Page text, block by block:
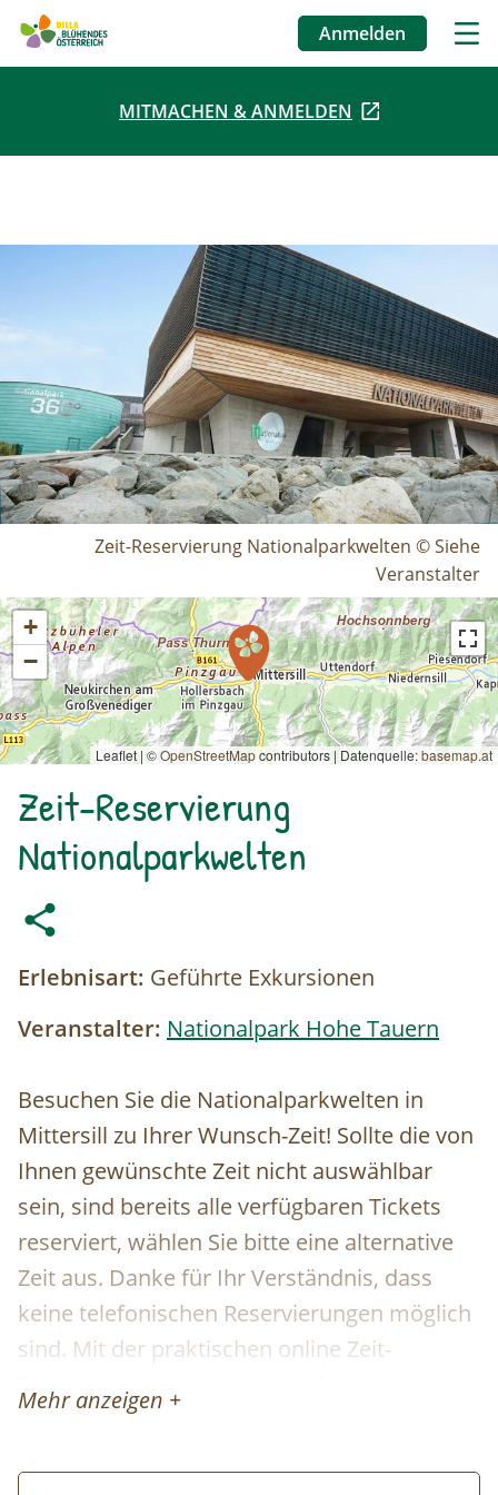
Direkt
Benutzermenü
Anmelden
MITMACHEN & ANMELDEN
Zeit-Reservierung Nationalparkwelten © Siehe
Veranstalter
+
−
Leaflet | ©OpenStreetMapcontributors | Datenquelle:basemap.at
Zeit-Reservierung
Nationalparkwelten
Erlebnisart: Geführte Exkursionen
Veranstalter: Nationalpark Hohe Tauern
Besuchen Sie die Nationalparkwelten in
Mittersill zu Ihrer Wunsch-Zeit! Sollte die von
Ihnen gewünschte Zeit nicht auswählbar
sein, sind bereits alle verfügbaren Tickets
reserviert, wählen Sie bitte eine alternative
Zeit aus. Danke für Ihr Verständnis, dass
keine telefonischen Reservierungen möglich
sind. Mit der praktischen online Zeit-
Reservierung der Nationalparkwelten
profitieren Sie von einem garantierten
Mehr anzeigen +